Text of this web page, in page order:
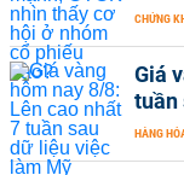
CHỨNG
Giá
tuần
HÀNG